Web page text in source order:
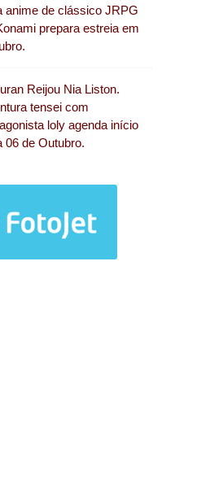
anime de clássico JRPG
prepara estreia em
Reijou Nia Liston.
tensei com
loly agenda início
06 de Outubro.